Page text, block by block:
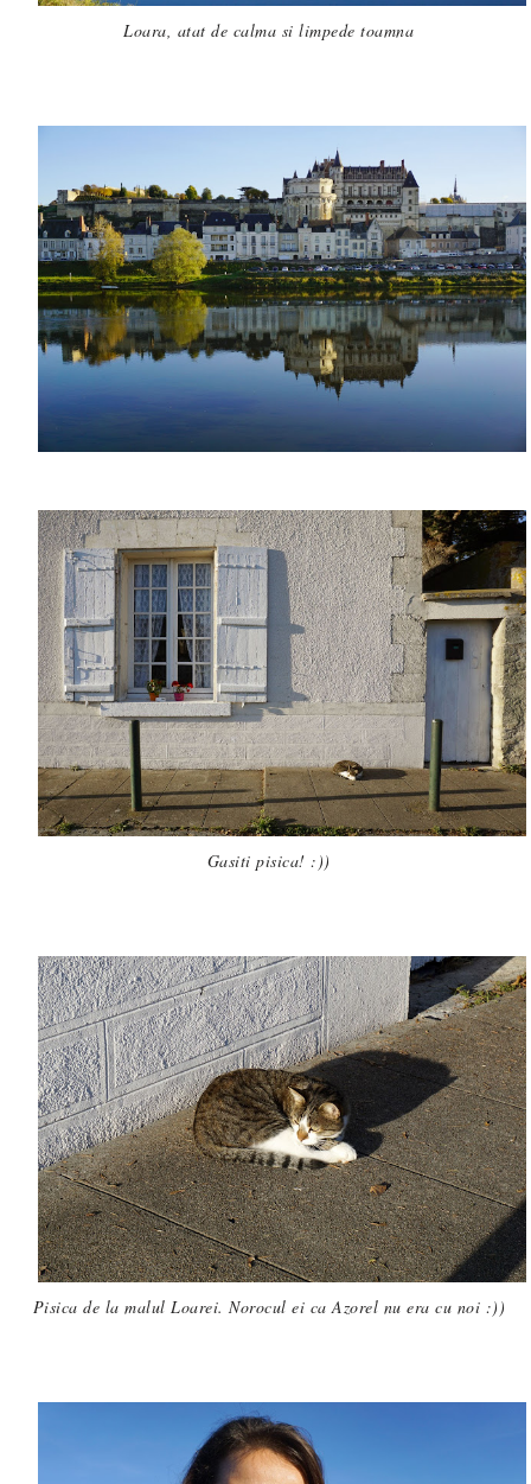
Loara, atat de calma si limpede toamna
Gasiti pisica! :))
Pisica de la malul Loarei. Norocul ei ca Azorel nu era cu noi :))